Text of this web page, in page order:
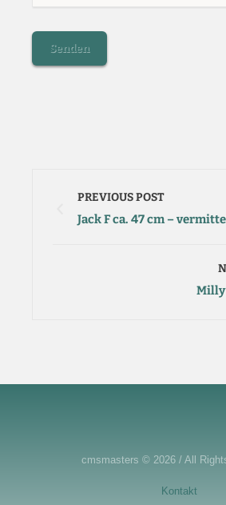
PREVIOUS POST
Jack F ca. 47 cm –
Milly
cmsmasters © 2026 / All
Kontakt